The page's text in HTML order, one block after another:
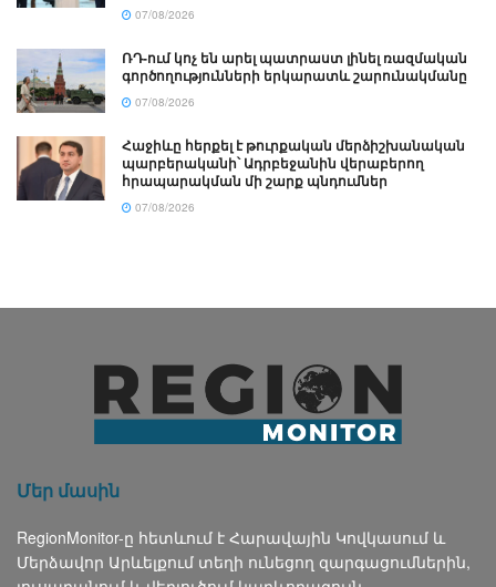
07/08/2026
ՌԴ-ում կոչ են արել պատրաստ լինել ռազմական
գործողությունների երկարատև շարունակմանը
07/08/2026
Հաջիևը հերքել է թուրքական մերձիշխանական
պարբերականի՝ Ադրբեջանին վերաբերող
հրապարակման մի շարք պնդումներ
07/08/2026
Մեր մասին
RegionMonitor-ը հետևում է Հարավային Կովկասում և
Մերձավոր Արևելքում տեղի ունեցող զարգացումներին,